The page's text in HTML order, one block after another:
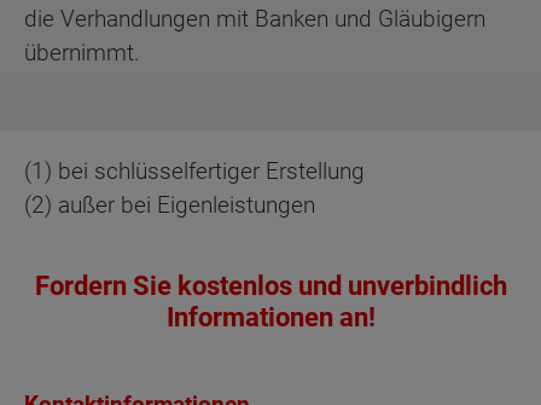
die Verhandlungen mit Banken und Gläubigern
übernimmt.
(1) bei schlüsselfertiger Erstellung
(2) außer bei Eigenleistungen
Fordern Sie kostenlos und unverbindlich
Informationen an!